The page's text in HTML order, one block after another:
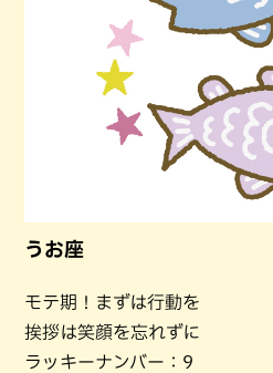
うお座
モテ期！まずは行動を
挨拶は笑顔を忘れずに
ラッキーナンバー：9